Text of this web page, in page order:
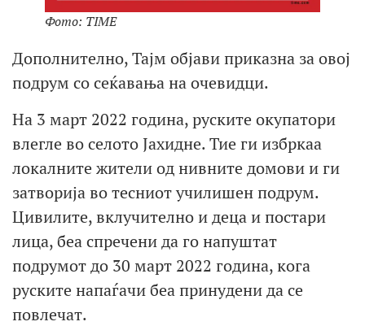
Фото: TIME
Дополнително, Тајм објави приказна за овој
подрум со сеќавања на очевидци.
На 3 март 2022 година, руските окупатори
влегле во селото Јахидне. Тие ги избркаа
локалните жители од нивните домови и ги
затворија во тесниот училишен подрум.
Цивилите, вклучително и деца и постари
лица, беа спречени да го напуштат
подрумот до 30 март 2022 година, кога
руските напаѓачи беа принудени да се
повлечат.